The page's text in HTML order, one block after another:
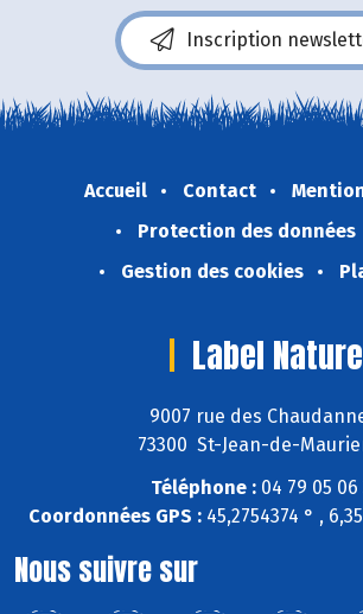
Inscription
Accueil Contact
Protection des données
Gestion des cookies
Label Nature
9007 rue des
73300 St-Jean-de-
Téléphone : 04 79 05 06
Coordonnées GPS :45,2754374 ° ,
Nous suivre sur